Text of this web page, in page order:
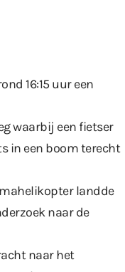
16:15 uur een
waarbij een fietser
in een boom terecht
landde
naar de
naar het